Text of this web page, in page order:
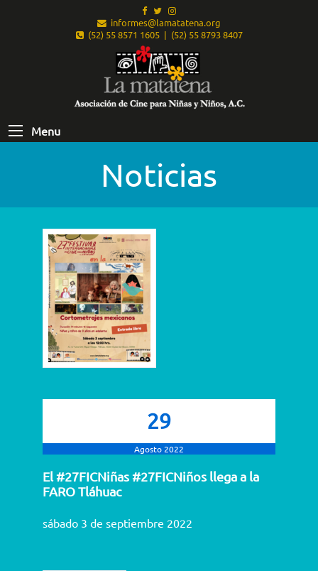
informes@lamatatena.org
(52) 55 8571 1605 | (52) 55 8793 8407
Menu
Noticias
29
Agosto 2022
El #27FICNiñas #27FICNiños llega a la
FARO Tláhuac
sábado 3 de septiembre 2022